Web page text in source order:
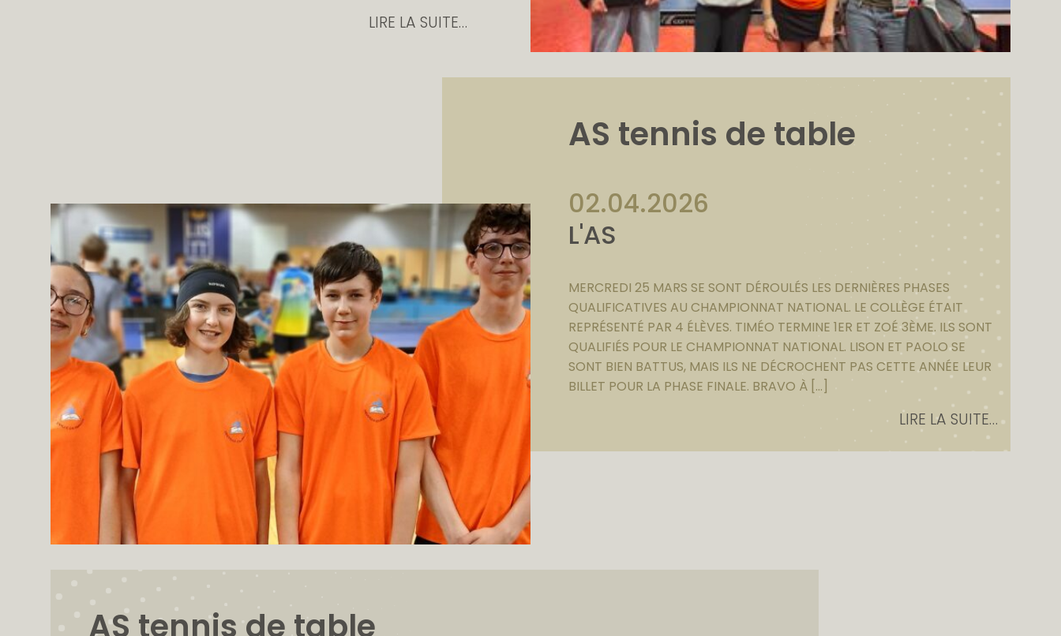
LIRE LA SUITE…
AS tennis de table
02.04.2026
L'AS
MERCREDI 25 MARS SE SONT DÉROULÉS LES DERNIÈRES PHASES
QUALIFICATIVES AU CHAMPIONNAT NATIONAL. LE COLLÈGE ÉTAIT
REPRÉSENTÉ PAR 4 ÉLÈVES. TIMÉO TERMINE 1ER ET ZOÉ 3ÈME. ILS SONT
QUALIFIÉS POUR LE CHAMPIONNAT NATIONAL. LISON ET PAOLO SE
SONT BIEN BATTUS, MAIS ILS NE DÉCROCHENT PAS CETTE ANNÉE LEUR
BILLET POUR LA PHASE FINALE. BRAVO À […]
LIRE LA SUITE…
AS tennis de table